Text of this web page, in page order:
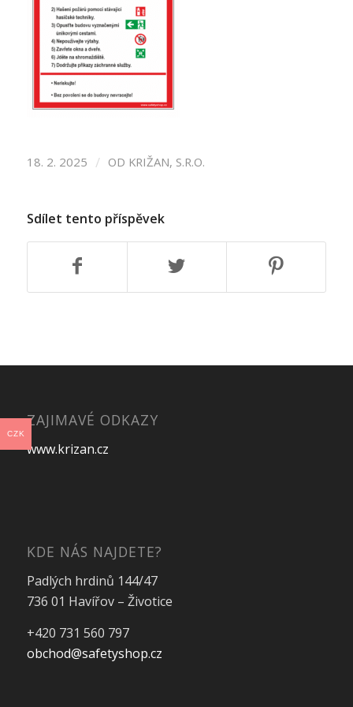
18. 2. 2025 / OD KRIŽAN, S.R.O.
Sdílet tento příspěvek
ZAJIMAVÉ ODKAZY
www.krizan.cz
KDE NÁS NAJDETE?
Padlých hrdinů 144/47
736 01 Havířov – Životice
+420 731 560 797
obchod@safetyshop.cz
CZK